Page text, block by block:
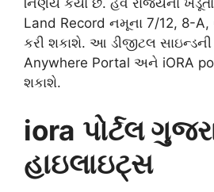
નિર્ણય કર્યો છે. હવે રાજ્યના
Land Record નમૂના 7/12, 8-
કરી શકાશે. આ ડીજીટલ
Anywhere Portal અને iORA
શકાશે.
iora પોર્ટલ
હાઇલાઇટ્સ